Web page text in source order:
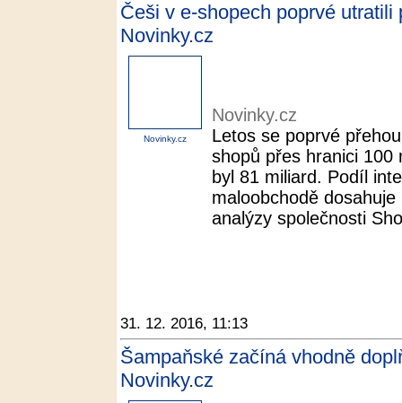
Češi v e-shopech poprvé utratili
Novinky.cz
Novinky.cz
Novinky.cz
Letos se poprvé
shopů přes hranici 100
byl 81 miliard. Podíl
maloobchodě
analýzy společnosti
31. 12. 2016, 11:13
Šampaňské začíná vhodně
Novinky.cz